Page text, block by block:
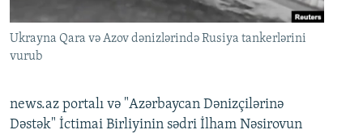
Ukrayna Qara və Azov dənizlərində Rusiya tankerlərini
vurub
news.az portalı və "Azərbaycan Dənizçilərinə
Dəstək" İctimai Birliyinin sədri İlham Nəsirovun